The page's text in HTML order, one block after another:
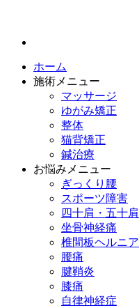
ホーム
施術メニュー
マッサージ
ゆがみ矯正
整体
猫背矯正
鍼治療
お悩みメニュー
ぎっくり腰
スポーツ障害
四十肩・五十肩
坐骨神経痛
椎間板ヘルニア
腰痛
腱鞘炎
膝痛
自律神経症